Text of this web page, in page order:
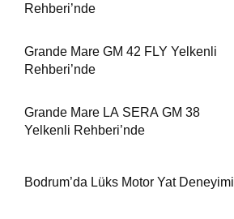
Rehberi’nde
Grande Mare GM 42 FLY Yelkenli
Rehberi’nde
Grande Mare LA SERA GM 38
Yelkenli Rehberi’nde
Bodrum’da Lüks Motor Yat Deneyimi